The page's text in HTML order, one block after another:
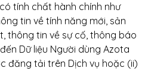
tính chất hành chính như
tin về tính năng mới, sản
thông tin về sự cố, thông báo
Dữ liệu Người dùng Azota
đăng tải trên Dịch vụ hoặc (ii)